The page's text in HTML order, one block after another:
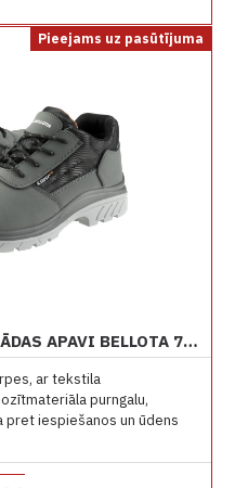
Pieejams uz pasūtījuma
DARBA DROŠĪBAS NUBUKA ĀDAS APAVI BELLOTA 72308GJ S3
ar tekstila
purngalu,
pret iespiešanos un ūdens